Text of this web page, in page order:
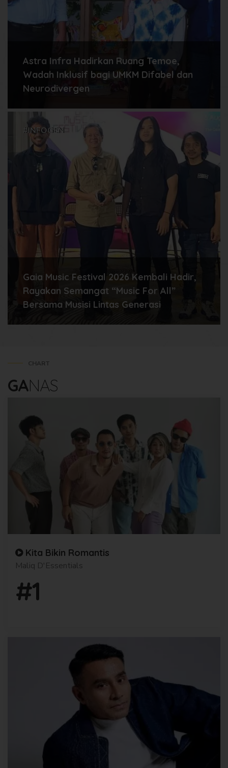
Astra Infra Hadirkan Ruang Temoe,
Wadah Inklusif bagi UMKM Difabel dan
Neurodivergen
#INFOGEN
Gaia Music Festival 2026 Kembali Hadir,
Rayakan Semangat “Music For All”
Bersama Musisi Lintas Generasi
CHART
GANAS
Kita Bikin Romantis
Maliq D'Essentials
#1